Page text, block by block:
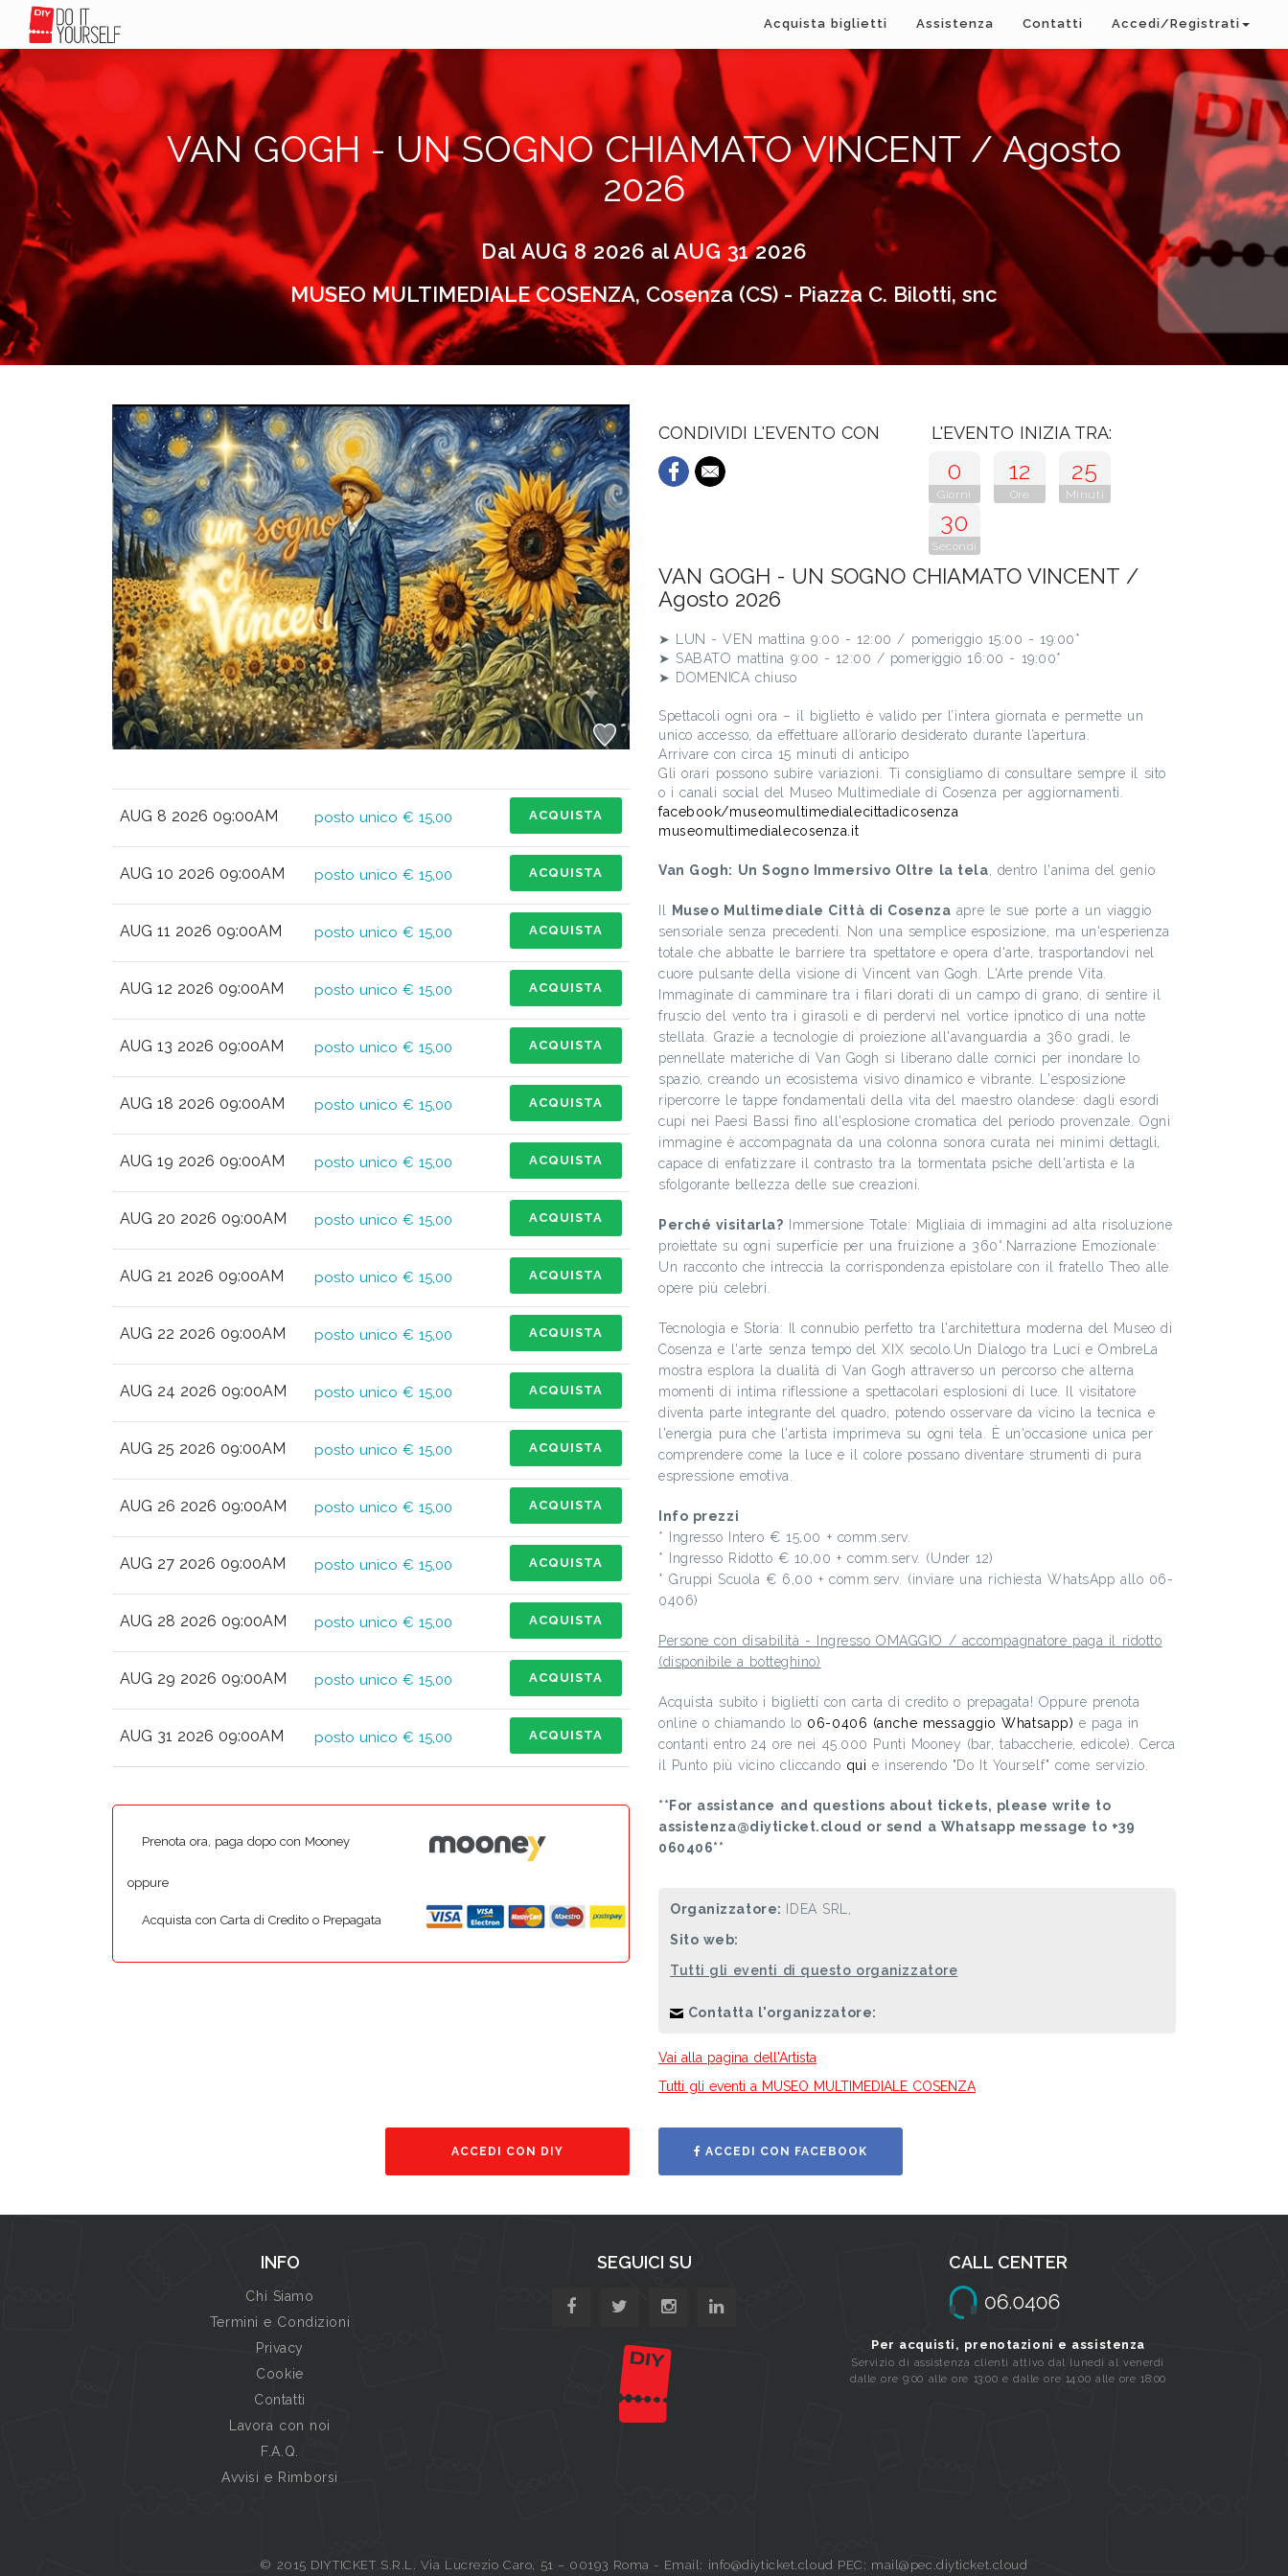
Acquista biglietti Assistenza Contatti Accedi/Registrati
VAN GOGH - UN SOGNO CHIAMATO VINCENT / Agosto
2026
Dal AUG 8 2026 al AUG 31 2026
MUSEO MULTIMEDIALE COSENZA, Cosenza (CS) - Piazza C. Bilotti, snc
AUG 8 2026 09:00AM posto unico € 15,00 ACQUISTA
AUG 10 2026 09:00AM posto unico € 15,00 ACQUISTA
AUG 11 2026 09:00AM posto unico € 15,00 ACQUISTA
AUG 12 2026 09:00AM posto unico € 15,00 ACQUISTA
AUG 13 2026 09:00AM posto unico € 15,00 ACQUISTA
AUG 18 2026 09:00AM posto unico € 15,00 ACQUISTA
AUG 19 2026 09:00AM posto unico € 15,00 ACQUISTA
AUG 20 2026 09:00AM posto unico € 15,00 ACQUISTA
AUG 21 2026 09:00AM posto unico € 15,00 ACQUISTA
AUG 22 2026 09:00AM posto unico € 15,00 ACQUISTA
AUG 24 2026 09:00AM posto unico € 15,00 ACQUISTA
AUG 25 2026 09:00AM posto unico € 15,00 ACQUISTA
AUG 26 2026 09:00AM posto unico € 15,00 ACQUISTA
AUG 27 2026 09:00AM posto unico € 15,00 ACQUISTA
AUG 28 2026 09:00AM posto unico € 15,00 ACQUISTA
AUG 29 2026 09:00AM posto unico € 15,00 ACQUISTA
AUG 31 2026 09:00AM posto unico € 15,00 ACQUISTA
Prenota ora, paga dopo con Mooney
oppure
Acquista con Carta di Credito o Prepagata
CONDIVIDI L'EVENTO CON L'EVENTO INIZIA TRA:
0
Giorni
12
Ore
25
Minuti
29
Secondi
VAN GOGH - UN SOGNO CHIAMATO VINCENT /
Agosto 2026
➤ LUN - VEN mattina 9:00 - 12:00 / pomeriggio 15:00 - 19:00*
➤ SABATO mattina 9:00 - 12:00 / pomeriggio 16:00 - 19:00*
➤ DOMENICA chiuso
Spettacoli ogni ora – il biglietto è valido per l’intera giornata e permette un
unico accesso, da effettuare all’orario desiderato durante l’apertura.
Arrivare con circa 15 minuti di anticipo
Gli orari possono subire variazioni. Ti consigliamo di consultare sempre il sito
o i canali social del Museo Multimediale di Cosenza per aggiornamenti.
facebook/museomultimedialecittadicosenza
museomultimedialecosenza.it
Van Gogh: Un Sogno Immersivo Oltre la tela , dentro l'anima del genio
Museo Multimediale Città di Cosenza apre le sue porte a un viaggio
sensoriale senza precedenti. Non una semplice esposizione, ma un'esperienza
totale che abbatte le barriere tra spettatore e opera d'arte, trasportandovi nel
cuore pulsante della visione di Vincent van Gogh. L'Arte prende Vita.
Immaginate di camminare tra i filari dorati di un campo di grano, di sentire il
fruscio del vento tra i girasoli e di perdervi nel vortice ipnotico di una notte
stellata. Grazie a tecnologie di proiezione all'avanguardia a 360 gradi, le
pennellate materiche di Van Gogh si liberano dalle cornici per inondare lo
spazio, creando un ecosistema visivo dinamico e vibrante. L'esposizione
ripercorre le tappe fondamentali della vita del maestro olandese: dagli esordi
cupi nei Paesi Bassi fino all'esplosione cromatica del periodo provenzale. Ogni
immagine è accompagnata da una colonna sonora curata nei minimi dettagli,
capace di enfatizzare il contrasto tra la tormentata psiche dell'artista e la
sfolgorante bellezza delle sue creazioni.
Perché visitarla? Immersione Totale: Migliaia di immagini ad alta risoluzione
proiettate su ogni superficie per una fruizione a 360°.Narrazione Emozionale:
Un racconto che intreccia la corrispondenza epistolare con il fratello Theo alle
opere più celebri.
Tecnologia e Storia: Il connubio perfetto tra l'architettura moderna del Museo di
Cosenza e l'arte senza tempo del XIX secolo.Un Dialogo tra Luci e OmbreLa
mostra esplora la dualità di Van Gogh attraverso un percorso che alterna
momenti di intima riflessione a spettacolari esplosioni di luce. Il visitatore
diventa parte integrante del quadro, potendo osservare da vicino la tecnica e
l'energia pura che l'artista imprimeva su ogni tela. È un'occasione unica per
comprendere come la luce e il colore possano diventare strumenti di pura
espressione emotiva.
Info prezzi
* Ingresso Intero € 15,00 + comm.serv.
* Ingresso Ridotto € 10,00 + comm.serv. (Under 12)
* Gruppi Scuola € 6,00 + comm.serv. (inviare una richiesta WhatsApp allo 06-
0406)
Persone con disabilità - Ingresso OMAGGIO / accompagnatore paga il ridotto
(disponibile a botteghino)
Acquista subito i biglietti con carta di credito o prepagata! Oppure prenota
online o chiamando lo 06-0406 (anche messaggio Whatsapp) e paga in
contanti entro 24 ore nei 45.000 Punti Mooney (bar, tabaccherie, edicole). Cerca
il Punto più vicino cliccando qui e inserendo "Do It Yourself" come servizio.
**For assistance and questions about tickets, please write to
assistenza@diyticket.cloud or send a Whatsapp message to +39
060406**
Organizzatore:
IDEA SRL,
Sito web:
Tutti gli eventi di questo organizzatore
Contatta l'organizzatore:
Vai alla pagina dell'Artista
Tutti gli eventi a MUSEO MULTIMEDIALE COSENZA
ACCEDI CON DIY ACCEDI CON FACEBOOK
INFO
Chi Siamo
Termini e Condizioni
Privacy
Cookie
Contatti
Lavora con noi
F.A.Q.
Avvisi e Rimborsi
SEGUICI SU CALL CENTER
Per acquisti, prenotazioni e assistenza
Servizio di assistenza clienti attivo dal lunedi al venerdi
dalle ore 9:00 alle ore 13:00 e dalle ore 14:00 alle ore 18:00
© 2015 DIYTICKET S.R.L. Via Lucrezio Caro, 51 – 00193 Roma - Email: info@diyticket.cloud PEC: mail@pec.diyticket.cloud